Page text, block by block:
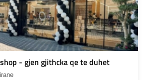
- gjen gjithcka qe te duhet